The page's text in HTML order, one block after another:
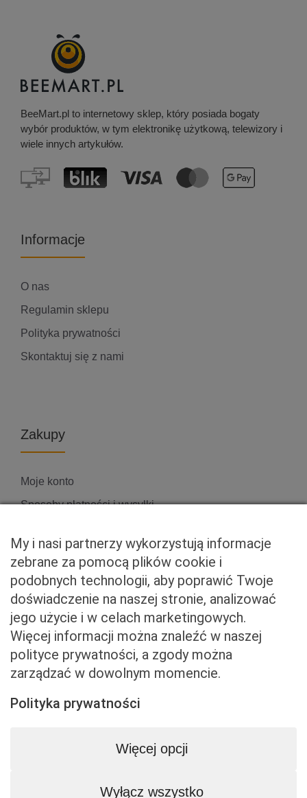
BeeMart.pl to internetowy sklep, który posiada bogaty
wybór produktów, w tym elektronikę użytkową, telewizory i
wiele innych artykułów.
Informacje
O nas
Regulamin sklepu
Polityka prywatności
Skontaktuj się z nami
Zakupy
Moje konto
Sposoby płatności i wysyłki
Właściciel serwisu
Baveno Sp. z o. o.
Czerniakowska 71/408a
00-715 Warszawa
NIP: 5273093569
KRS: 0001081683
+48 692 642 814
My i nasi partnerzy wykorzystują informacje
zebrane za pomocą plików cookie i
podobnych technologii, aby poprawić Twoje
doświadczenie na naszej stronie, analizować
jego użycie i w celach marketingowych.
Więcej informacji można znaleźć w naszej
polityce prywatności, a zgody można
zarządzać w dowolnym momencie.
Polityka prywatności
Więcej opcji
Wyłącz wszystko